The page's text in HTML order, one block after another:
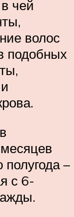
чей
волос
подобных
полугода –
с 6-